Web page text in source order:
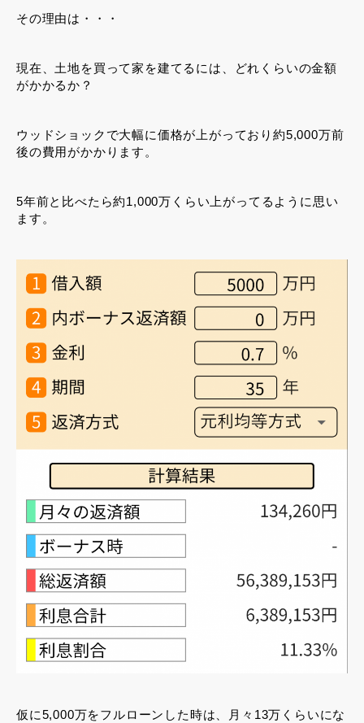
その理由は・・・
現在、土地を買って家を建てるには、どれくらいの金額
がかかるか？
ウッドショックで大幅に価格が上がっており約5,000万前
後の費用がかかります。
5年前と比べたら約1,000万くらい上がってるように思い
ます。
仮に5,000万をフルローンした時は、月々13万くらいにな